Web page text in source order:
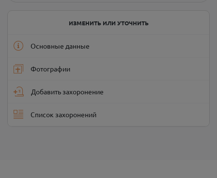
ИЗМЕНИТЬ ИЛИ УТОЧНИТЬ
Основные данные
Фотографии
Добавить захоронение
Список захоронений